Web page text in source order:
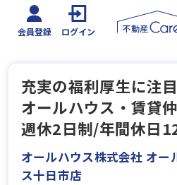
会員登録 ログイン
充実の福利厚生に注
オールハウス・賃貸
週休2日制/年間休日
オールハウス株式会社 オー
ス十日市店